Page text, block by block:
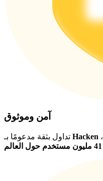
آمن وموثوق
Hacken ،
41 مليون مستخدم حول العالم